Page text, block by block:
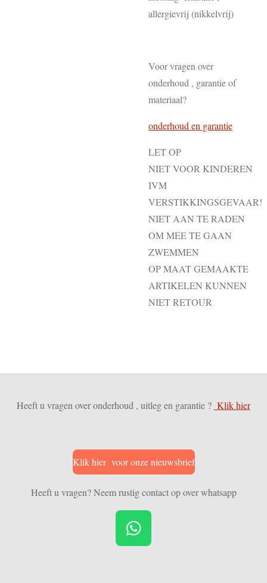
allergievrij (nikkelvrij)
Voor vragen over
onderhoud , garantie of
materiaal?
onderhoud en garantie
LET OP
NIET VOOR KINDEREN
IVM
VERSTIKKINGSGEVAAR!
NIET AAN TE RADEN
OM MEE TE GAAN
ZWEMMEN
OP MAAT GEMAAKTE
ARTIKELEN KUNNEN
NIET RETOUR
Heeft u vragen over onderhoud , uitleg en garantie ? Klik hier
Klik hier voor onze nieuwsbrief
Heeft u vragen? Neem rustig contact op over whatsapp
W
h